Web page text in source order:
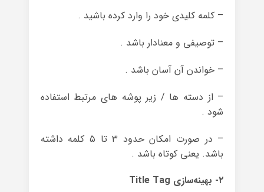
– کلمه کلیدی خود را وارد کرده باشید .
– توصیفی و معنادار باشد .
– خواندن آن آسان باشد .
– از دسته ها / زیر پوشه های مرتبط استفاده
شود .
– در صورت امکان حدود ۳ تا ۵ کلمه داشته
باشد. یعنی کوتاه باشد .
۲- بهینه‌سازی Title Tag